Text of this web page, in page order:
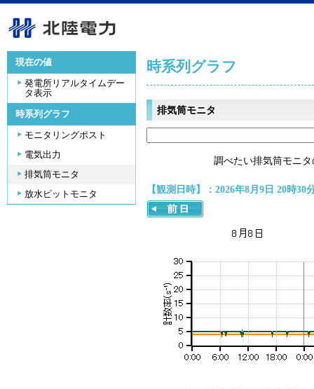
現在の値
発電所リアルタイムデー
タ表示
時系列グラフ
モニタリングポスト
電気出力
排気筒モニタ
放水ピットモニタ
時系列グラフ
排気筒モニタ
調べたい排気筒モニ
【観測日時】：2026年8月9日 20時30